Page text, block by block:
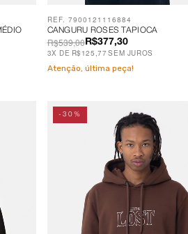
CANGURU ROSES TAPIOCA
R$377,30
R$539,00
3X DE R$125,77 SEM JUROS
REF. 7900121116884
Atenção, última peça!
-30%